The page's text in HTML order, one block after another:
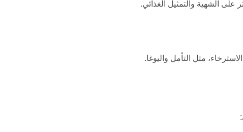
على الشهية والتمثيل الغذائي.
مثل التأمل واليوغا.